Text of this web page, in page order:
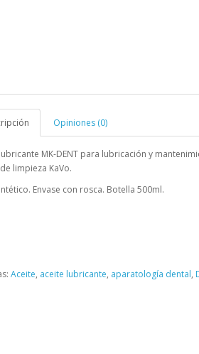
Opiniones (0)
lubricante MK-DENT para lubricación y
limpieza KaVo.
Envase con rosca. Botella 500ml.
Aceite, aceite lubricante, aparatología dental,